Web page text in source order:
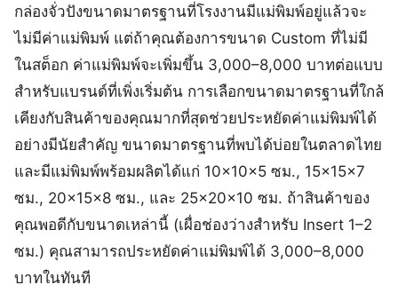
กล่องจั่วปังขนาดมาตรฐานที่โรงงานมีแม่พิมพ์อยู่แล้วจะ
ไม่มีค่าแม่พิมพ์ แต่ถ้าคุณต้องการขนาด Custom ที่ไม่มี
ในสต็อก ค่าแม่พิมพ์จะเพิ่มขึ้น 3,000–8,000 บาทต่อแบบ
สำหรับแบรนด์ที่เพิ่งเริ่มต้น การเลือกขนาดมาตรฐานที่ใกล้
เคียงกับสินค้าของคุณมากที่สุดช่วยประหยัดค่าแม่พิมพ์ได้
อย่างมีนัยสำคัญ ขนาดมาตรฐานที่พบได้บ่อยในตลาดไทย
และมีแม่พิมพ์พร้อมผลิตได้แก่ 10×10×5 ซม., 15×15×7
ซม., 20×15×8 ซม., และ 25×20×10 ซม. ถ้าสินค้าของ
คุณพอดีกับขนาดเหล่านี้ (เผื่อช่องว่างสำหรับ Insert 1–2
ซม.) คุณสามารถประหยัดค่าแม่พิมพ์ได้ 3,000–8,000
บาทในทันที